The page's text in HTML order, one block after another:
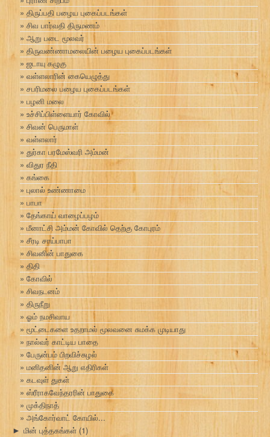
திருப்பதி பழைய புகைப்படங்கள்
சிவ பார்வதி திருமணம்
ஆறு படை மூலவர்
திருவண்ணாமலையின் பழைய புகைப்படங்கள்
ஜடாயு கழுகு
வள்ளலாரின் கையெழுத்து
சபரிமலை பழைய புகைப்படங்கள்
பழனி மலை
உச்சிப்பிள்ளையார் கோவில்
சிவன் பெருமாள்
வள்ளலார்
துர்கா பரமேஸ்வரி அம்மன்
விதுர நீதி
கங்கை
புலால் உண்ணாமை
பாபா
தேங்காய் வாழைப்பழம்
மீனாட்சி அம்மன் கோவில் தெற்கு கோபுரம்
சீரடி சாய்பாபா
சிவனின் பாதுகை
திதி
கோவில்
சிவநடனம்
திருநீறு
ஓம் நமசிவாய
மூட்டைகளை உதறாமல் மூலவனை சுமக்க முடியாது
நால்வர் காட்டிய பாதை
பேருன்பம் பிறவிச்சுழல்
மனிதனின் ஆறு எதிரிகள்
கடவுள் துகள்
ஸ்ரீராகவேந்தரரின் பாதுகை
முக்திநாத்
அங்கோர்வாட் கோயில்...
► மின் புத்தகங்கள் (1)